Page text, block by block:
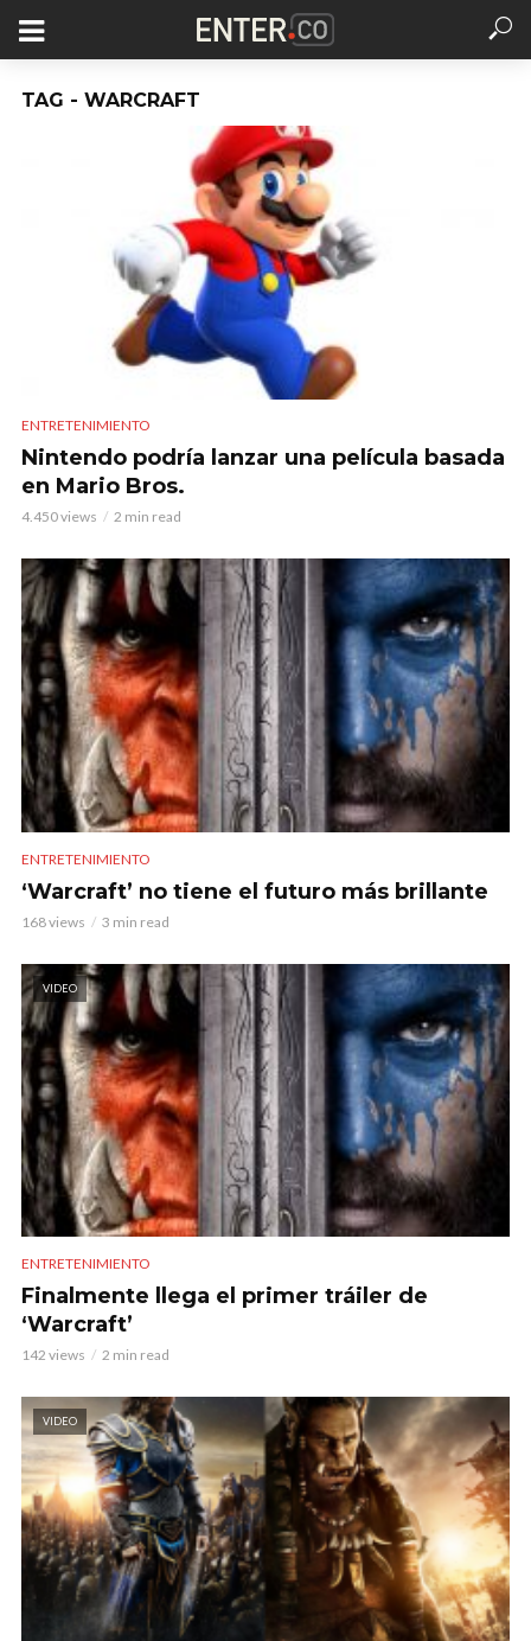
TAG - WARCRAFT
ENTRETENIMIENTO
Nintendo podría lanzar una película basada
en Mario Bros.
4.450 views 2 min read
ENTRETENIMIENTO
‘Warcraft’ no tiene el futuro más brillante
168 views 3 min read
VIDEO
ENTRETENIMIENTO
Finalmente llega el primer tráiler de
‘Warcraft’
142 views 2 min read
VIDEO